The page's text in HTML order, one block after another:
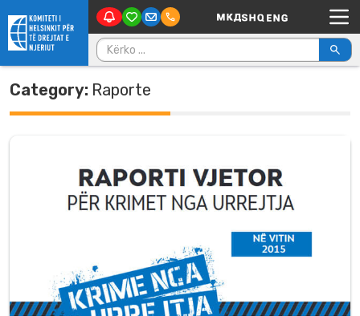
Skip to content Main Navigation
Kërko për:
Category: Raporte